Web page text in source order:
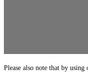
Please also note that by